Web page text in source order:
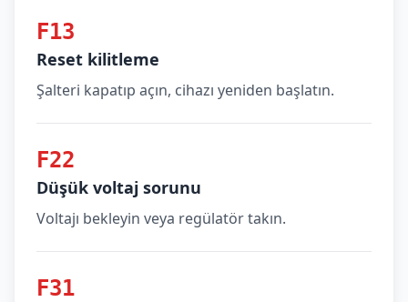
F13
Reset kilitleme
Şalteri kapatıp açın, cihazı yeniden başlatın.
F22
Düşük voltaj sorunu
Voltajı bekleyin veya regülatör takın.
F31